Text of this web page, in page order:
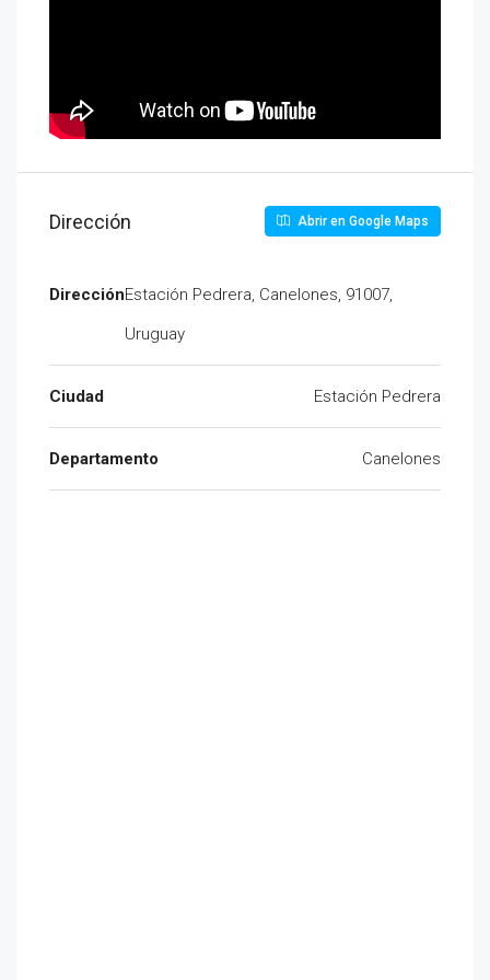
Dirección Abrir en Google Maps
DirecciónEstación Pedrera, Canelones, 91007,
Uruguay
Ciudad Estación Pedrera
Departamento Canelones